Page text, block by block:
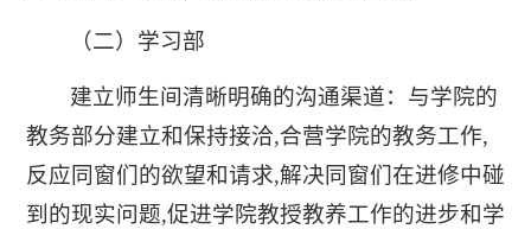
（二）学习部
建立师生间清晰明确的沟通渠道：与学院的
教务部分建立和保持接洽,合营学院的教务工作,
反应同窗们的欲望和请求,解决同窗们在进修中碰
到的现实问题,促进学院教授教养工作的进步和学